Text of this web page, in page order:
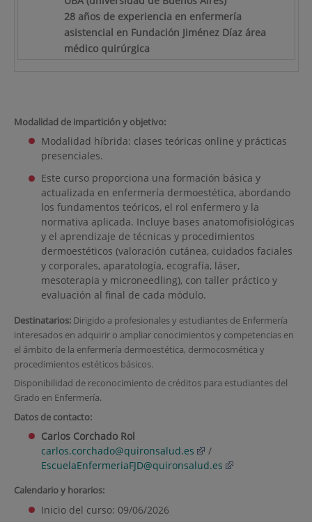
28 años de experiencia en enfermería
asistencial en Fundación Jiménez Díaz área
médico quirúrgica
Modalidad de impartición y objetivo:
Modalidad híbrida: clases teóricas online y prácticas
presenciales.
Este curso proporciona una formación básica y
actualizada en enfermería dermoestética, abordando
los fundamentos teóricos, el rol enfermero y la
normativa aplicada. Incluye bases anatomofisiológicas
y el aprendizaje de técnicas y procedimientos
dermoestéticos (valoración cutánea, cuidados faciales
y corporales, aparatología, ecografía, láser,
mesoterapia y microneedling), con taller práctico y
evaluación al final de cada módulo.
Destinatarios:Dirigido a profesionales y estudiantes de Enfermería
interesados en adquirir o ampliar conocimientos y competencias en
el ámbito de la enfermería dermoestética, dermocosmética y
procedimientos estéticos básicos.
Disponibilidad de reconocimiento de créditos para estudiantes del
Grado en Enfermería.
Datos de contacto:
Carlos Corchado Rol
carlos.corchado@quironsalud.es
/
EscuelaEnfermeriaFJD@quironsalud.es
Calendario y horarios:
Inicio del curso: 09/06/2026